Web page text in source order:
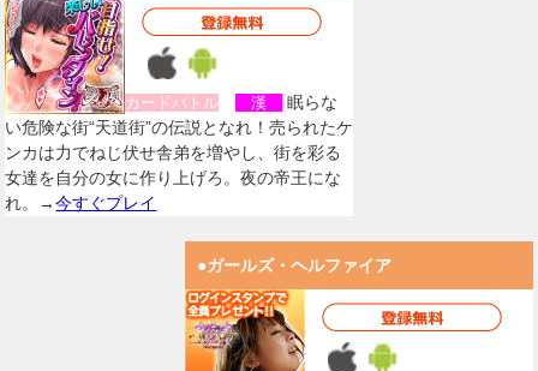
カードバトル 漢
眠らな
い危険な街“天道街”の伝説となれ！売られたケ
ンカは力でねじ伏せ舎弟を増やし、街を彩る
女達を自分の女に作り上げろ。夜の帝王にな
れ。→今すぐプレイ
●ガールズ・ヘルファイア